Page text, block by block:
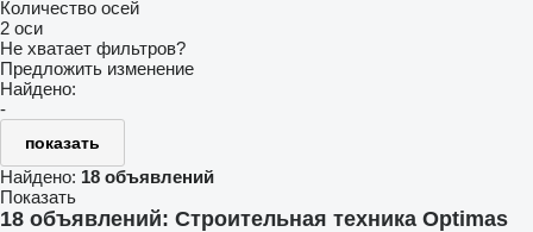
Количество осей
2 оси
Не хватает фильтров?
Предложить изменение
Найдено:
-
показать
Найдено: 18 объявлений
Показать
18 объявлений: Строительная техника Optimas